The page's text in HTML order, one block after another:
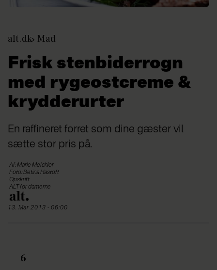
alt.dk Mad
Frisk stenbiderrogn
med rygeostcreme &
krydderurter
En raffineret forret som dine gæster vil
sætte stor pris på.
Af: Marie Melchior
Foto: Betina Hastoft
Opskrift
ALT for damerne
13. Mar 2013 - 06:00
6